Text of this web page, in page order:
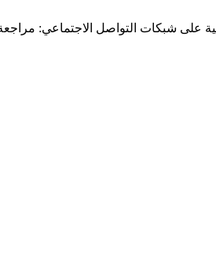
على شبكات التواصل الاجتماعي: